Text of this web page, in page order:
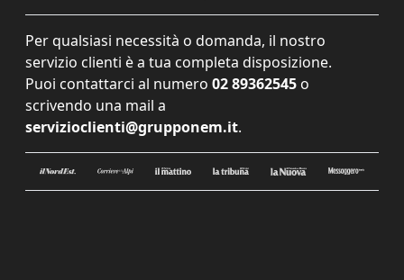
Per qualsiasi necessità o domanda, il nostro
servizio clienti è a tua completa disposizione.
Puoi contattarci al numero 02 89362545 o
scrivendo una mail a
servizioclienti@grupponem.it.